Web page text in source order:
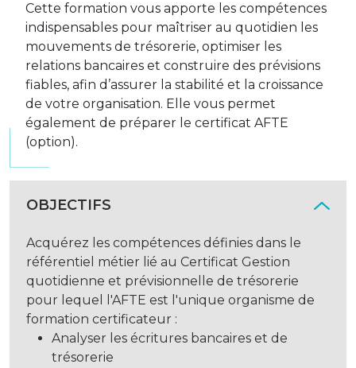
Cette formation vous apporte les compétences
indispensables pour maîtriser au quotidien les
mouvements de trésorerie, optimiser les
relations bancaires et construire des prévisions
fiables, afin d’assurer la stabilité et la croissance
de votre organisation. Elle vous permet
également de préparer le certificat AFTE
(option).
OBJECTIFS
Acquérez les compétences définies dans le
référentiel métier lié au Certificat Gestion
quotidienne et prévisionnelle de trésorerie
pour lequel l'AFTE est l'unique organisme de
formation certificateur :
Analyser les écritures bancaires et de
trésorerie